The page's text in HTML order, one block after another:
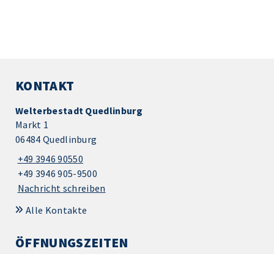
KONTAKT
Welterbestadt Quedlinburg
Markt 1
06484 Quedlinburg
+49 3946 90550
+49 3946 905-9500
Nachricht schreiben
Alle Kontakte
ÖFFNUNGSZEITEN